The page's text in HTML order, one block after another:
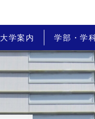
大学案内 学部・学